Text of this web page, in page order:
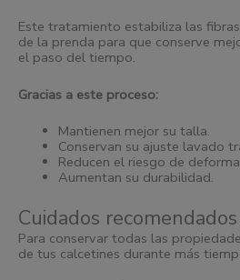
Este tratamiento estabiliza las
de la prenda para que conserve
el paso del tiempo.
Gracias a este proceso:
Mantienen mejor su talla.
Conservan su ajuste lavado
Reducen el riesgo de
Aumentan su durabilidad.
Cuidados recomendados
Para conservar todas las
de tus calcetines durante más